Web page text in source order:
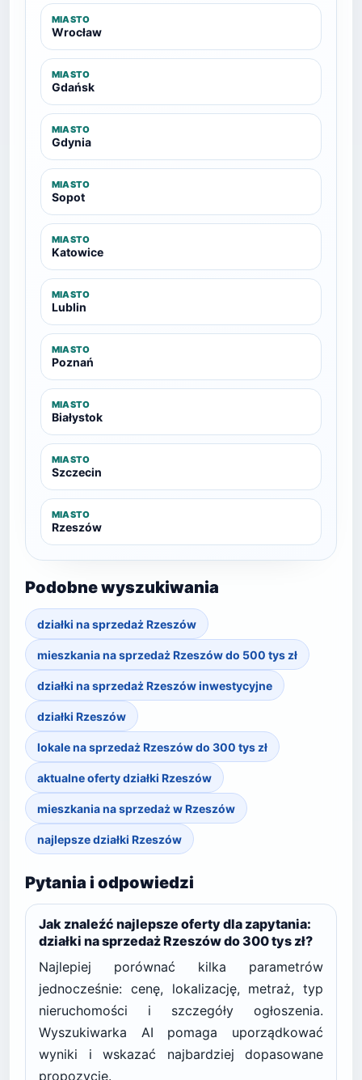
MIASTO
Wrocław
MIASTO
Gdańsk
MIASTO
Gdynia
MIASTO
Sopot
MIASTO
Katowice
MIASTO
Lublin
MIASTO
Poznań
MIASTO
Białystok
MIASTO
Szczecin
MIASTO
Rzeszów
Podobne wyszukiwania
działki na sprzedaż Rzeszów
mieszkania na sprzedaż Rzeszów do 500 tys zł
działki na sprzedaż Rzeszów inwestycyjne
działki Rzeszów
lokale na sprzedaż Rzeszów do 300 tys zł
aktualne oferty działki Rzeszów
mieszkania na sprzedaż w Rzeszów
najlepsze działki Rzeszów
Pytania i odpowiedzi
Jak znaleźć najlepsze oferty dla zapytania:
działki na sprzedaż Rzeszów do 300 tys zł?
Najlepiej porównać kilka parametrów
jednocześnie: cenę, lokalizację, metraż, typ
nieruchomości i szczegóły ogłoszenia.
Wyszukiwarka AI pomaga uporządkować
wyniki i wskazać najbardziej dopasowane
propozycje.